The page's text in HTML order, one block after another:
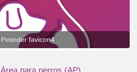
Petinder favicon4
Área para perros (AP)